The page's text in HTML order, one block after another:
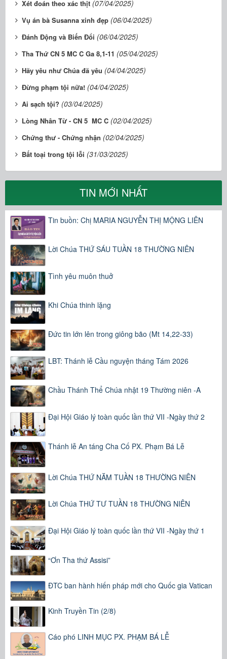
Xét đoán theo xác thịt (07/04/2025)
Vụ án bà Susanna xinh đẹp (06/04/2025)
Đánh Động và Biến Đổi (06/04/2025)
Tha Thứ CN 5 MC C Ga 8,1-11 (05/04/2025)
Hãy yêu như Chúa đã yêu (04/04/2025)
Đừng phạm tội nữa! (04/04/2025)
Ai sạch tội? (03/04/2025)
Lòng Nhân Từ - CN 5 MC C (02/04/2025)
Chứng thư - Chứng nhận (02/04/2025)
Bất toại trong tội lỗi (31/03/2025)
TIN MỚI NHẤT
Tin buồn: Chị MARIA NGUYỄN THỊ MỘNG LIÊN
Lời Chúa THỨ SÁU TUẦN 18 THƯỜNG NIÊN
Tình yêu muôn thuở
Khi Chúa thinh lặng
Đức tin lớn lên trong giông bão (Mt 14,22-33)
LBT: Thánh lễ Cầu nguyện tháng Tám 2026
Chầu Thánh Thể Chúa nhật 19 Thường niên -A
Đại Hội Giáo lý toàn quốc lần thứ VII -Ngày thứ 2
Thánh lễ An táng Cha Cố PX. Phạm Bá Lễ
Lời Chúa THỨ NĂM TUẦN 18 THƯỜNG NIÊN
Lời Chúa THỨ TƯ TUẦN 18 THƯỜNG NIÊN
Đại Hội Giáo lý toàn quốc lần thứ VII -Ngày thứ 1
“Ơn Tha thứ Assisi”
ĐTC ban hành hiến pháp mới cho Quốc gia Vatican
Kinh Truyền Tin (2/8)
Cáo phó LINH MỤC PX. PHẠM BÁ LỄ